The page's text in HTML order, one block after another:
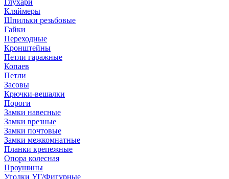
Глухари
Кляймеры
Шпильки резьбовые
Гайки
Переходные
Кронштейны
Петли гаражные
Копаев
Петли
Засовы
Крючки-вешалки
Пороги
Замки навесные
Замки врезные
Замки почтовые
Замки межкомнатные
Планки крепежные
Опора колесная
Проушины
Уголки УГ/Фигурные